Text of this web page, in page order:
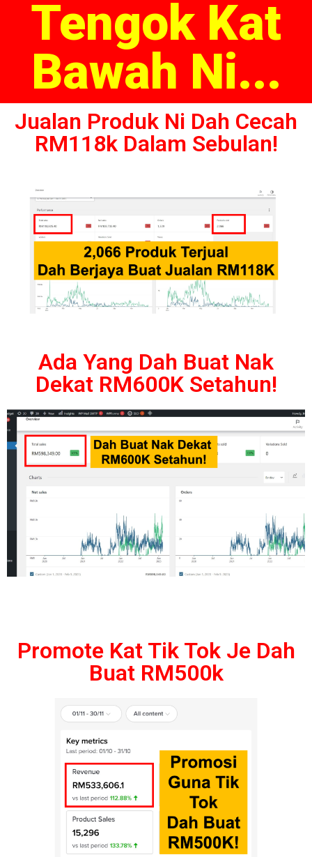
Tengok Kat
Bawah Ni...
Jualan Produk Ni Dah Cecah
RM118k Dalam Sebulan!
Ada Yang Dah Buat Nak
Dekat RM600K Setahun!
Promote Kat Tik Tok Je Dah
Buat RM500k